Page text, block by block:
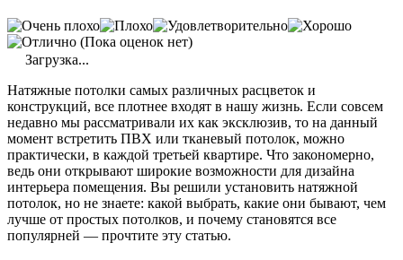
(Пока оценок нет)
Загрузка...
Натяжные потолки самых различных расцветок и
конструкций, все плотнее входят в нашу жизнь. Если совсем
недавно мы рассматривали их как эксклюзив, то на данный
момент встретить ПВХ или тканевый потолок, можно
практически, в каждой третьей квартире. Что закономерно,
ведь они открывают широкие возможности для дизайна
интерьера помещения. Вы решили установить натяжной
потолок, но не знаете: какой выбрать, какие они бывают, чем
лучше от простых потолков, и почему становятся все
популярней — прочтите эту статью.